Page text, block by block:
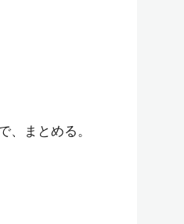
、まとめる。